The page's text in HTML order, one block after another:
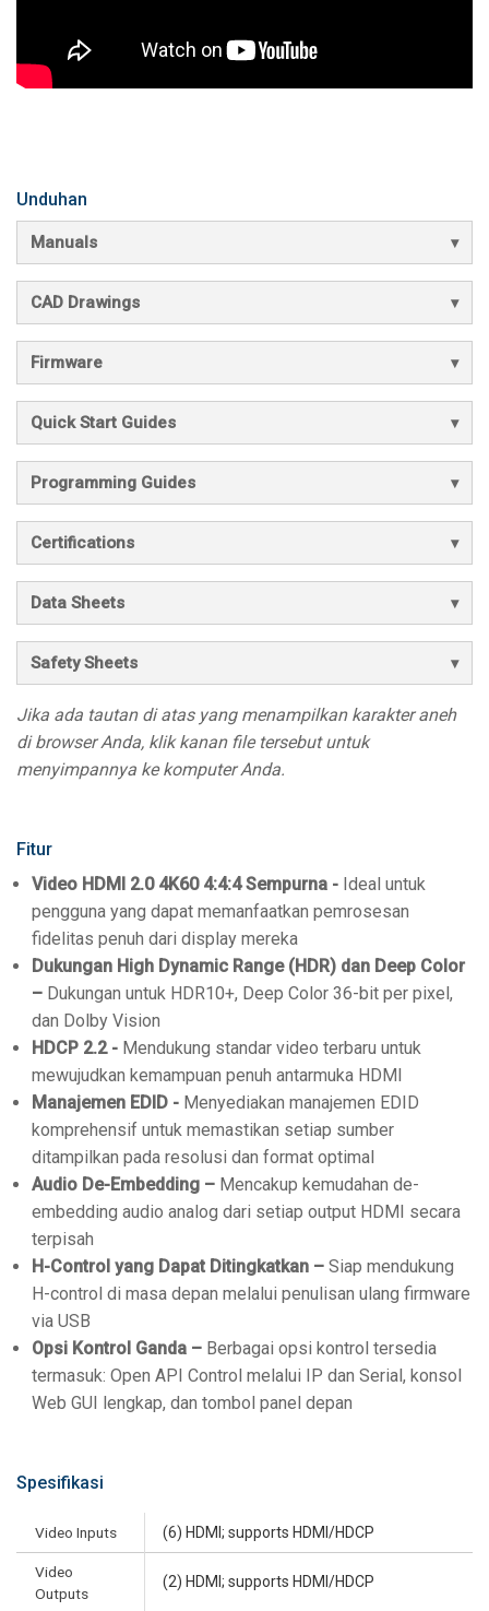
Unduhan
Manuals
CAD Drawings
Firmware
Quick Start Guides
Programming Guides
Certifications
Data Sheets
Safety Sheets
Jika ada tautan di atas yang menampilkan karakter aneh
di browser Anda, klik kanan file tersebut untuk
menyimpannya ke komputer Anda.
Fitur
Video HDMI 2.0 4K60 4:4:4 Sempurna - Ideal untuk
pengguna yang dapat memanfaatkan pemrosesan
fidelitas penuh dari display mereka
Dukungan High Dynamic Range (HDR) dan Deep Color
– Dukungan untuk HDR10+, Deep Color 36-bit per pixel,
dan Dolby Vision
HDCP 2.2 - Mendukung standar video terbaru untuk
mewujudkan kemampuan penuh antarmuka HDMI
Manajemen EDID - Menyediakan manajemen EDID
komprehensif untuk memastikan setiap sumber
ditampilkan pada resolusi dan format optimal
Audio De-Embedding – Mencakup kemudahan de-
embedding audio analog dari setiap output HDMI secara
terpisah
H-Control yang Dapat Ditingkatkan – Siap mendukung
H-control di masa depan melalui penulisan ulang firmware
via USB
Opsi Kontrol Ganda – Berbagai opsi kontrol tersedia
termasuk: Open API Control melalui IP dan Serial, konsol
Web GUI lengkap, dan tombol panel depan
Spesifikasi
Video Inputs (6) HDMI; supports HDMI/HDCP
Video
Outputs
(2) HDMI; supports HDMI/HDCP